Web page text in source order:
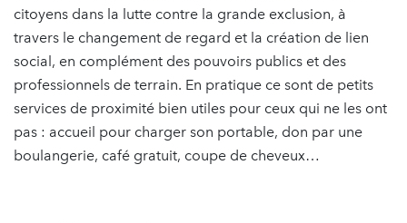
citoyens dans la lutte contre la grande exclusion, à
travers le changement de regard et la création de lien
social, en complément des pouvoirs publics et des
professionnels de terrain. En pratique ce sont de petits
services de proximité bien utiles pour ceux qui ne les ont
pas : accueil pour charger son portable, don par une
boulangerie, café gratuit, coupe de cheveux…